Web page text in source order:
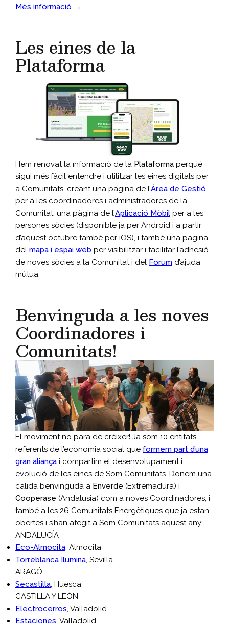
Més informació →
Les eines de la
Plataforma
Hem renovat la informació de la Plataforma perquè
sigui més fàcil entendre i utilitzar les eines digitals per
a Comunitats, creant una pàgina de l’Àrea de Gestió
per a les coordinadores i administradores de la
Comunitat, una pàgina de l’Aplicació Mòbil per a les
persones sòcies (disponible ja per Android i a partir
d’aquest octubre també per iOS), i també una pàgina
del mapa i espai web per visibilitzar i facilitar l’adhesió
de noves sòcies a la Comunitat i del Forum d’ajuda
mútua.
Benvinguda a les noves
Coordinadores i
Comunitats!
El moviment no para de créixer! Ja som 10 entitats
referents de l’economia social que formem part d’una
gran aliança i compartim el desenvolupament i
evolució de les eines de Som Comunitats. Donem una
càlida benvinguda a Enverde (Extremadura) i
Cooperase (Andalusia) com a noves Coordinadores, i
també a les 26 Comunitats Energètiques que ja estan
obertes i s’han afegit a Som Comunitats aquest any:
ANDALUCÍA
Eco-Almocita, Almocita
Torreblanca Ilumina, Sevilla
ARAGÓ
Secastilla, Huesca
CASTILLA Y LEÓN
Electrocerros, Valladolid
Estaciones, Valladolid